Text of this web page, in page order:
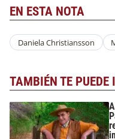
EN ESTA NOTA
Daniela Christiansson
TAMBIÉN TE PUEDE